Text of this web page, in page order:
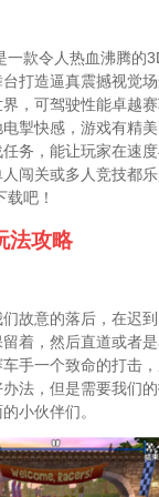
一款令人热血沸腾的
打造逼真震撼视觉
，可驾驶性能卓越
掣快感，游戏有精美
务，能让玩家在速
闯关或多人竞技都
吧！
法攻略
故意的落后，在迟
着，然后直道或者
手一个致命的打击
法，但是需要我们
小伙伴们。